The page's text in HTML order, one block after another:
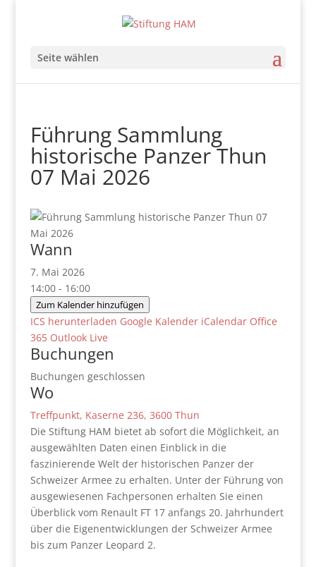
Seite wählen
Führung Sammlung
historische Panzer Thun
07 Mai 2026
Wann
7. Mai 2026
14:00 - 16:00
Zum Kalender hinzufügen
ICS herunterladen Google Kalender iCalendar Office
365 Outlook Live
Buchungen
Buchungen geschlossen
Wo
Treffpunkt, Kaserne 236, 3600 Thun
Die Stiftung HAM bietet ab sofort die Möglichkeit, an
ausgewählten Daten einen Einblick in die
faszinierende Welt der historischen Panzer der
Schweizer Armee zu erhalten. Unter der Führung von
ausgewiesenen Fachpersonen erhalten Sie einen
Überblick vom Renault FT 17 anfangs 20. Jahrhundert
über die Eigenentwicklungen der Schweizer Armee
bis zum Panzer Leopard 2.